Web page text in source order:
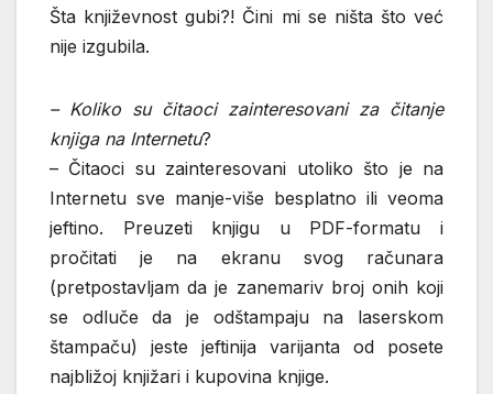
Šta književnost gubi?! Čini mi se ništa što već
nije izgubila.
– Koliko su čitaoci zainteresovani za čitanje
knjiga na Internetu?
– Čitaoci su zainteresovani utoliko što je na
Internetu sve manje-više besplatno ili veoma
jeftino. Preuzeti knjigu u PDF-formatu i
pročitati je na ekranu svog računara
(pretpostavljam da je zanemariv broj onih koji
se odluče da je odštampaju na laserskom
štampaču) jeste jeftinija varijanta od posete
najbližoj knjižari i kupovina knjige.